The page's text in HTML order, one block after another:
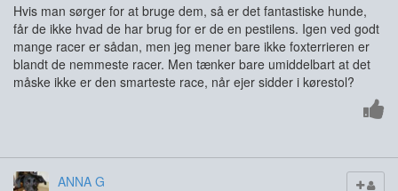
Hvis man sørger for at bruge dem, så er det fantastiske hunde,
får de ikke hvad de har brug for er de en pestilens. Igen ved godt
mange racer er sådan, men jeg mener bare ikke foxterrieren er
blandt de nemmeste racer. Men tænker bare umiddelbart at det
måske ikke er den smarteste race, når ejer sidder i kørestol?
ANNA G